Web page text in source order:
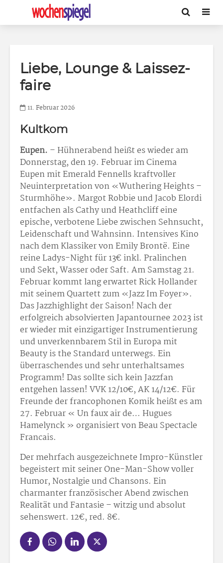
Liebe, Lounge & Laissez-
faire
11. Februar 2026
Kultkom
Eupen. – Hühnerabend heißt es wieder am
Donnerstag, den 19. Februar im Cinema
Eupen mit Emerald Fennells kraftvoller
Neuinterpretation von «Wuthering Heights –
Sturmhöhe». Margot Robbie und Jacob Elordi
entfachen als Cathy und Heathcliff eine
epische, verbotene Liebe zwischen Sehnsucht,
Leidenschaft und Wahnsinn. Intensives Kino
nach dem Klassiker von Emily Brontë. Eine
reine Ladys-Night für 13€ inkl. Pralinchen
und Sekt, Wasser oder Saft. Am Samstag 21.
Februar kommt lang erwartet Rick Hollander
mit seinem Quartett zum «Jazz Im Foyer».
Das Jazzhighlight der Saison! Nach der
erfolgreich absolvierten Japantournee 2023 ist
er wieder mit einzigartiger Instrumentierung
und unverkennbarem Stil in Europa mit
Beauty is the Standard unterwegs. Ein
überraschendes und sehr unterhaltsames
Programm! Das sollte sich kein Jazzfan
entgehen lassen! VVK 12/10€, AK 14/12€. Für
Freunde der francophonen Komik heißt es am
27. Februar « Un faux air de… Hugues
Hamelynck » organisiert von Beau Spectacle
Francais.
Der mehrfach ausgezeichnete Impro-Künstler
begeistert mit seiner One-Man-Show voller
Humor, Nostalgie und Chansons. Ein
charmanter französischer Abend zwischen
Realität und Fantasie – witzig und absolut
sehenswert. 12€, red. 8€.